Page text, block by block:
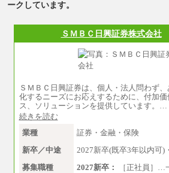
ークしています。
ＳＭＢＣ日興証券株式会社
ＳＭＢＣ日興証券は、個人・法人問わず
化するニーズにお応えするために、付加
ス、ソリューションを提供しています。…
続きを読む
業種
証券・金融・保険
新卒／中途
2027新卒(既卒3年以内可)
募集職種
2027新卒：
［正社員］…